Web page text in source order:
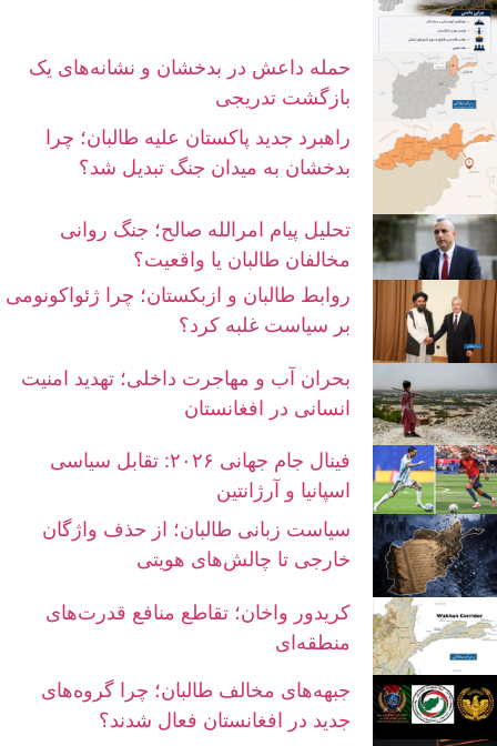
حمله داعش در بدخشان و نشانه‌های یک
بازگشت تدریجی
راهبرد جدید پاکستان علیه طالبان؛ چرا
بدخشان به میدان جنگ تبدیل شد؟
تحلیل پیام امرالله صالح؛ جنگ روانی
مخالفان طالبان یا واقعیت؟
روابط طالبان و ازبکستان؛ چرا ژئواکونومی
بر سیاست غلبه کرد؟
بحران آب و مهاجرت داخلی؛ تهدید امنیت
انسانی در افغانستان
فینال جام جهانی ۲۰۲۶: تقابل سیاسی
اسپانیا و آرژانتین
سیاست زبانی طالبان؛ از حذف واژگان
خارجی تا چالش‌های هویتی
کریدور واخان؛ تقاطع منافع قدرت‌های
منطقه‌ای
جبهه‌های مخالف طالبان؛ چرا گروه‌های
جدید در افغانستان فعال شدند؟